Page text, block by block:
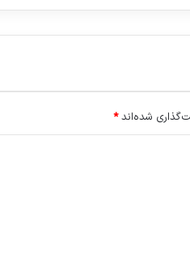
و
ز
شده‌اند*